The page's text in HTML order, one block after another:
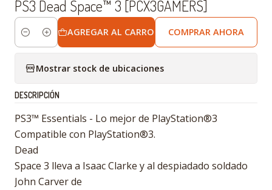
PS3 Dead Space™ 3 [PCX3GAMERS]
Cantidad
AGREGAR AL CARRO COMPRAR AHORA
Mostrar stock de ubicaciones
DESCRIPCIÓN
PS3™ Essentials - Lo mejor de PlayStation®3
Compatible con PlayStation®3.
Dead
Space 3 lleva a Isaac Clarke y al despiadado soldado
John Carver de